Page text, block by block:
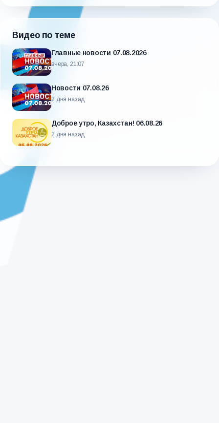
Видео по теме
Главные новости 07.08.2026
вчера, 21:07
Новости 07.08.26
2 дня назад
Доброе утро, Казахстан! 06.08.26
2 дня назад